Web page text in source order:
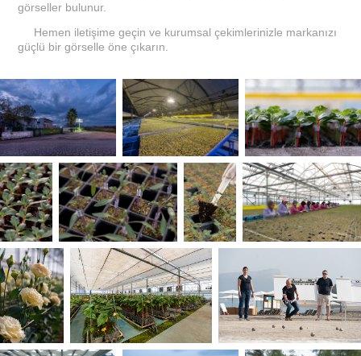
görseller bulunur.
Hemen iletişime geçin ve kurumsal çekimlerinizle markanızı
güçlü bir görselle öne çıkarın.